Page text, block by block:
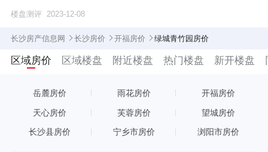
楼盘测评 2023-12-08
长沙房产信息网 长沙房价 开福房价 绿城青竹园房价
区域房价 区域楼盘 附近楼盘 热门楼盘 新开楼盘
岳麓房价 雨花房价 开福房价
天心房价 芙蓉房价 望城房价
长沙县房价 宁乡市房价 浏阳市房价